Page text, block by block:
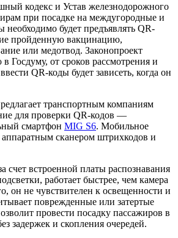
кодекс и Устав железнодорожного
при посадке на междугородные и
будет предъявлять QR-
пройденную вакцинацию,
или медотвод. Законопроект
Госдуму, от сроков рассмотрения и
QR-коды будет зависеть, когда он
транспортным компаниям
для проверки QR-кодов —
смартфон MIG S6. Мобильное
сканером штрихкодов и
счет встроенной платы распознавания
работает быстрее, чем камера
он не чувствителен к освещенности и
поврежденные или затертые
провести посадку пассажиров в
задержек и скопления очередей.